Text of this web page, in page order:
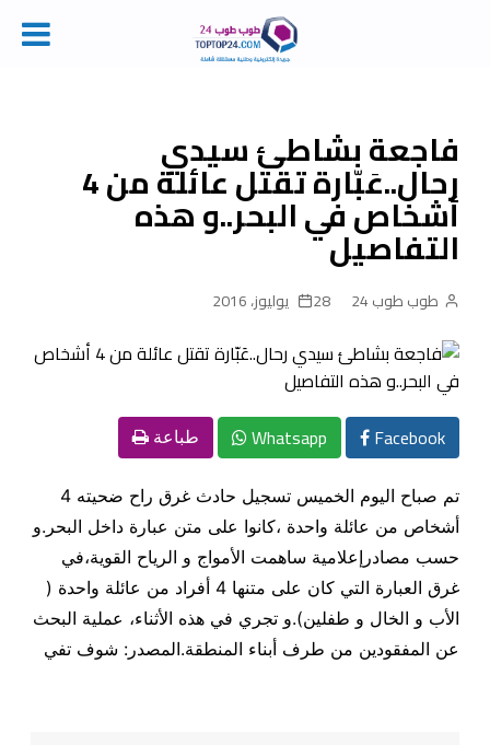
contentفاجعة بشاطئ سيدي
رحال..عَبّارة تقتل عائلة من 4
أشخاص في البحر..و هذه
التفاصيل
طوب طوب 24 28 يوليوز، 2016
Facebook
Whatsapp طباعة
تم صباح اليوم الخميس تسجيل حادث غرق راح ضحيته 4
أشخاص من عائلة واحدة ،كانوا على متن عبارة داخل البحر .و
حسب مصادرإعلامية ساهمت الأمواج و الرياح القوية،في
غرق العبارة التي كان على متنها 4 أفراد من عائلة واحدة (
الأب و الخال و طفلين).و تجري في هذه الأثناء، عملية البحث
عن المفقودين من طرف أبناء المنطقة.المصدر: شوف تفي